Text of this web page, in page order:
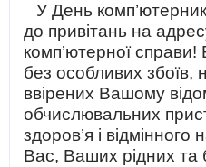
У День
до привітань на
комп’ютерної
без особливих збоїв,
ввірених Вашому
обчислювальних
здоров’я і відмінного
Вас, Ваших рідних та